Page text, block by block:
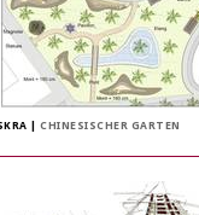
|CHINESISCHER GARTEN